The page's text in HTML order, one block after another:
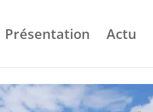
Présentation Actu